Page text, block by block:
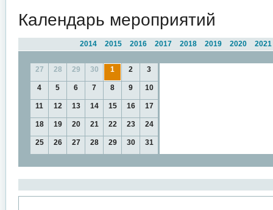
Календарь мероприятий
2021
2020
2019
2018
2017
2016
2015
2014
27 28 29 30 1 2 3
4 5 6 7 8 9 10
11 12 13 14 15 16 17
18 19 20 21 22 23 24
25 26 27 28 29 30 31